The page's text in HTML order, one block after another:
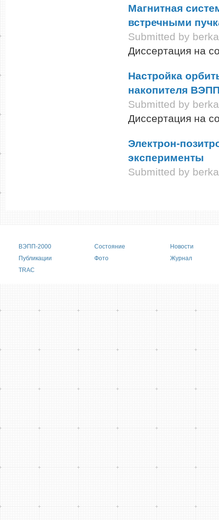
Магнитная
встречными
Submitted by
Диссертация на
Настройка
накопителя
Submitted by
Диссертация на
Электрон-
эксперименты
Submitted by
Main menu
ВЭПП-2000 Состояние
Новости
Публикации
Фото
Журнал
TRAC